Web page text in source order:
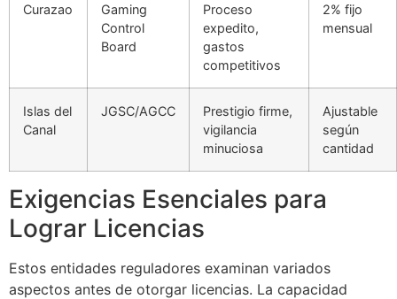
Curazao
Gaming
Control
Board
Proceso
expedito,
gastos
competitivos
2% fijo
mensual
Islas del
Canal
JGSC/AGCC
Prestigio firme,
vigilancia
minuciosa
Ajustable
según
cantidad
Exigencias Esenciales para
Lograr Licencias
Estos entidades reguladores examinan variados
aspectos antes de otorgar licencias. La capacidad